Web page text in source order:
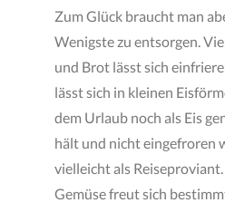
Zum Glück braucht man
Wenigste zu entsorgen.
und Brot lässt sich
lässt sich in kleinen
dem Urlaub noch als Eis
hält und nicht eingefroren
vielleicht als
Gemüse freut sich